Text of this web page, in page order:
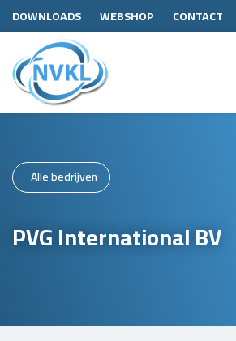
DOWNLOADS WEBSHOP CONTACT
Alle bedrijven
PVG International BV